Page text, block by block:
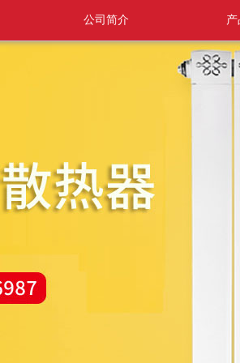
公司简介